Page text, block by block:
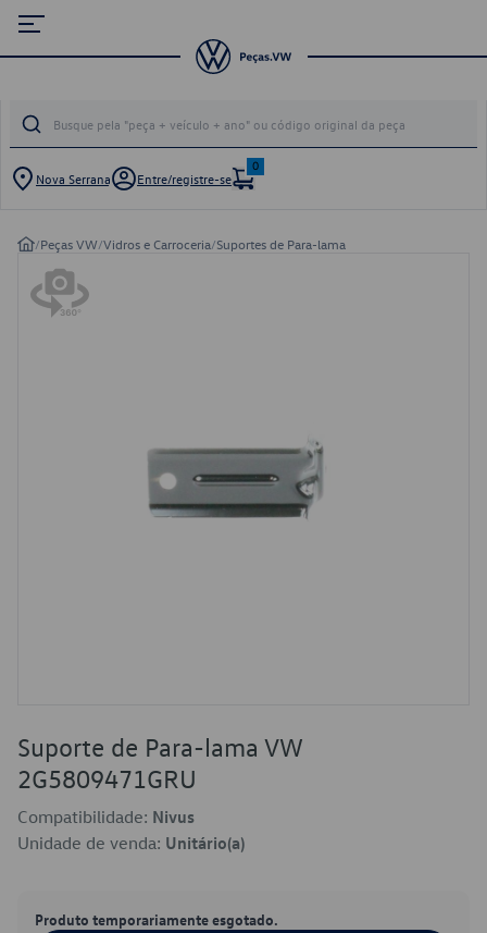
Nova Serrana Entre/registre-se
0
/Peças VW/Vidros e Carroceria/Suportes de Para-lama
Suporte de Para-lama VW
2G5809471GRU
Compatibilidade: Nivus
Unidade de venda: Unitário(a)
Produto temporariamente esgotado.